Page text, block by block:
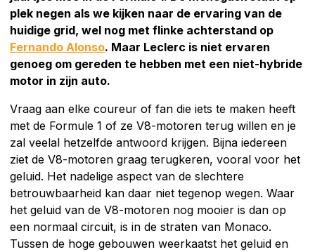
plek negen als we kijken naar de ervaring van de
huidige grid, wel nog met flinke achterstand op
Fernando Alonso. Maar Leclerc is niet ervaren
genoeg om gereden te hebben met een niet-hybride
motor in zijn auto.
Vraag aan elke coureur of fan die iets te maken heeft
met de Formule 1 of ze V8-motoren terug willen en je
zal veelal hetzelfde antwoord krijgen. Bijna iedereen
ziet de V8-motoren graag terugkeren, vooral voor het
geluid. Het nadelige aspect van de slechtere
betrouwbaarheid kan daar niet tegenop wegen. Waar
het geluid van de V8-motoren nog mooier is dan op
een normaal circuit, is in de straten van Monaco.
Tussen de hoge gebouwen weerkaatst het geluid en